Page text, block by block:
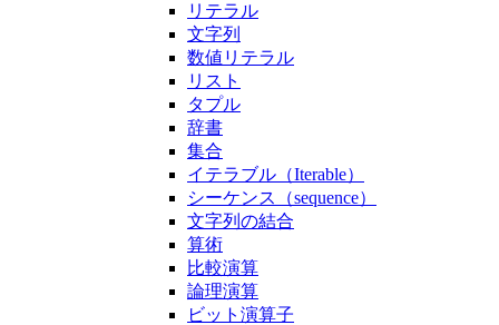
リテラル
文字列
数値リテラル
リスト
タプル
辞書
集合
イテラブル（Iterable）
シーケンス（sequence）
文字列の結合
算術
比較演算
論理演算
ビット演算子